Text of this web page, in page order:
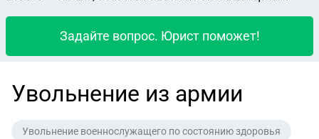
Задайте вопрос. Юрист поможет!
Увольнение из армии
Увольнение военнослужащего по состоянию здоровья